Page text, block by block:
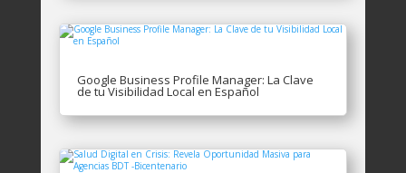
Google Business Profile Manager: La Clave
de tu Visibilidad Local en Español